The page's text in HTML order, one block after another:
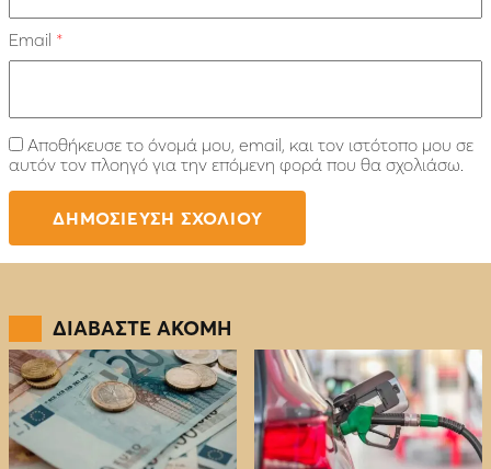
Email *
Αποθήκευσε το όνομά μου, email, και τον ιστότοπο μου σε
αυτόν τον πλοηγό για την επόμενη φορά που θα σχολιάσω.
ΔΙΑΒΑΣΤΕ ΑΚΟΜΗ